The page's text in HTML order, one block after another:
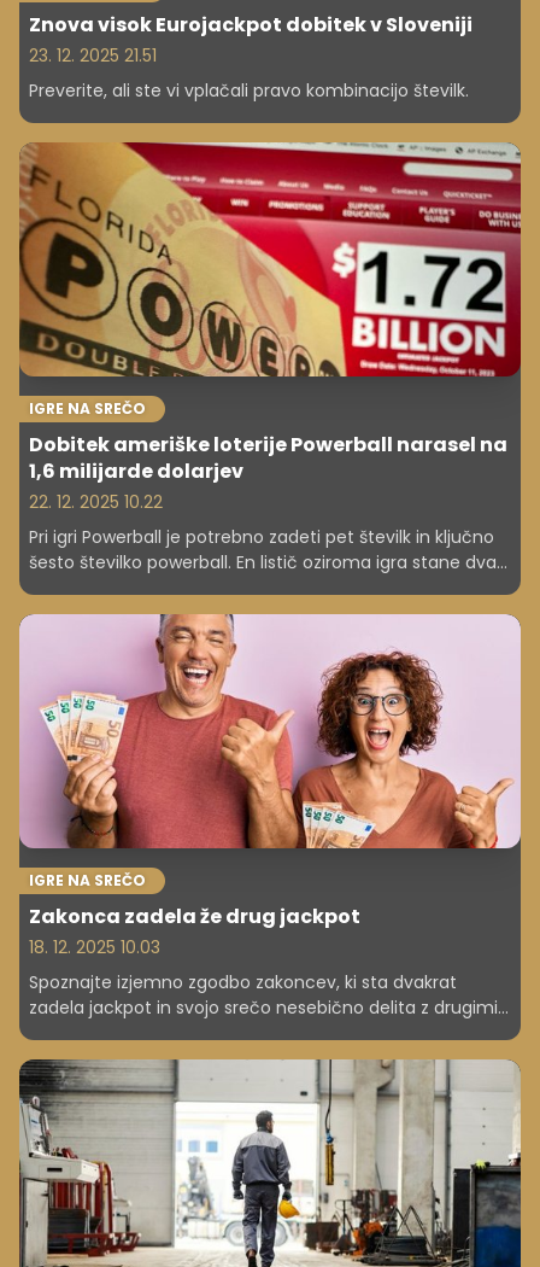
Znova visok Eurojackpot dobitek v Sloveniji
23. 12. 2025 21.51
Preverite, ali ste vi vplačali pravo kombinacijo številk.
IGRE NA SREČO
Dobitek ameriške loterije Powerball narasel na
1,6 milijarde dolarjev
22. 12. 2025 10.22
Pri igri Powerball je potrebno zadeti pet številk in ključno
šesto številko powerball. En listič oziroma igra stane dva
dolarja, kar je 1,71 evra.
IGRE NA SREČO
Zakonca zadela že drug jackpot
18. 12. 2025 10.03
Spoznajte izjemno zgodbo zakoncev, ki sta dvakrat
zadela jackpot in svojo srečo nesebično delita z drugimi.
Njuna dejanja navdihujejo in kažejo, kako lahko denar
resnično spreminja življenja na bolje.